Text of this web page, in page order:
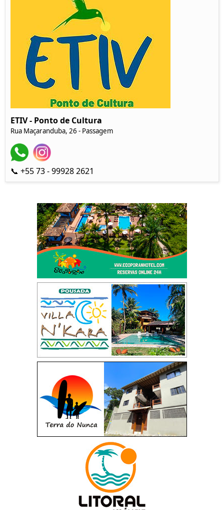
ETIV - Ponto de Cultura
Rua Maçaranduba, 26 - Passagem
📞 +55 73 - 99928 2621